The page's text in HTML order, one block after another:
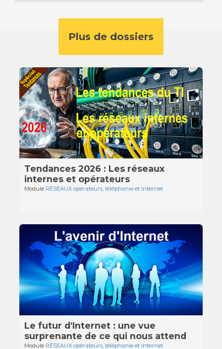
Plus de dossiers
Tendances 2026 : Les réseaux
internes et opérateurs
Module RÉSEAUX opérateurs, téléphonie et Internet
Le futur d'Internet : une vue
surprenante de ce qui nous attend
Module RÉSEAUX opérateurs, téléphonie et Internet